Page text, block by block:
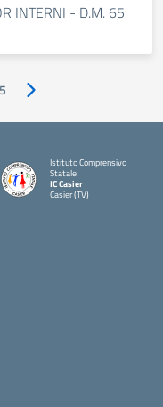
INTERNI - D.M. 65
5 Pagina successiva
Istituto Comprensivo
Statale
IC Casier
Casier (TV)